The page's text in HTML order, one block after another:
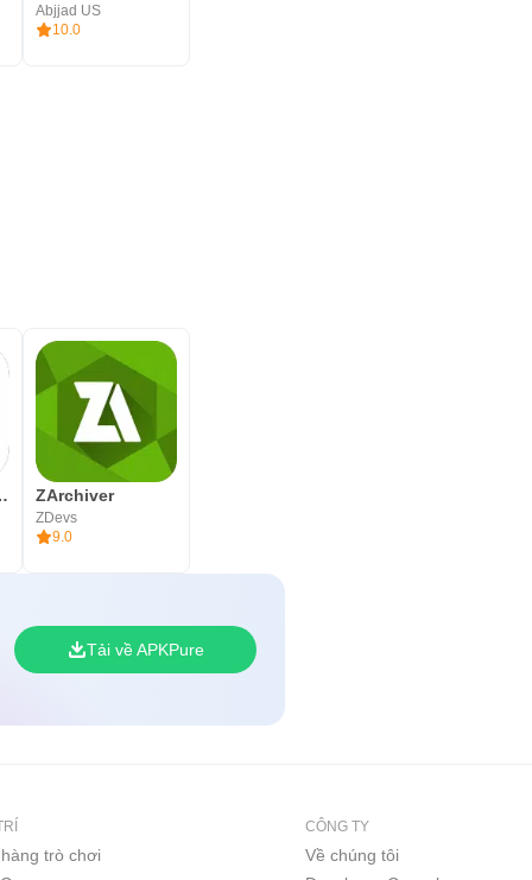
ليكون بذلك
Abjjad US
10.0
video ZArchiver
ZDevs
9.0
Tải về APKPure
trò chơi
CÔNG TY
Về chúng tôi